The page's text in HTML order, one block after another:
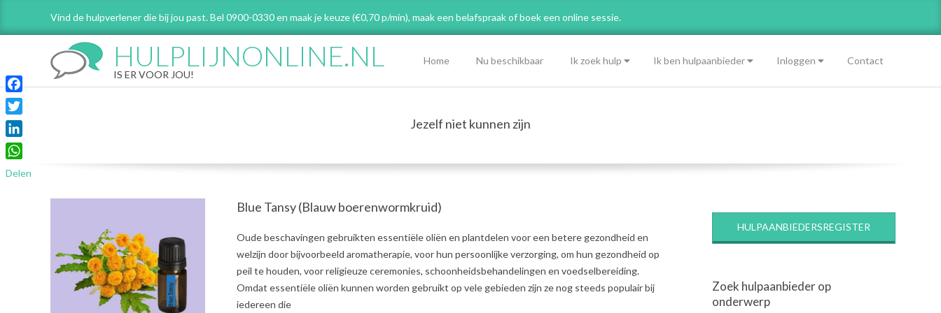
Vind de hulpverlener die bij jou past. Bel 0900-0330 en maak je keuze (€0,70 p/min), maak een belafspraakof boek een online sessie.
HULPLIJNONLINE.NL
IS ER VOOR JOU!
Menu
Home Nu beschikbaar Ik zoek hulp Ik ben hulpaanbieder Inloggen Contact
Jezelf niet kunnen zijn
Blue Tansy (Blauw boerenwormkruid)
2021-
07-
Oude beschavingen gebruikten essentiële oliën en plantdelen voor een betere gezondheid en
welzijn door bijvoorbeeld aromatherapie, voor hun persoonlijke verzorging, om hun gezondheid op
peil te houden, voor religieuze ceremonies, schoonheidsbehandelingen en voedselbereiding.
Omdat essentiële oliën kunnen worden gebruikt op vele gebieden zijn ze nog steeds populair bij
iedereen die
HULPAANBIEDERSREGISTER
Zoek hulpaanbieder op
onderwerp
Facebook
Twitter
LinkedIn
WhatsApp
Delen